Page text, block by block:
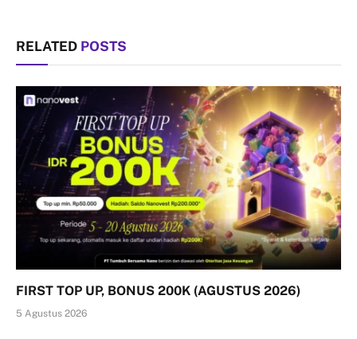
RELATED POSTS
FIRST TOP UP, BONUS 200K (AGUSTUS 2026)
5 Agustus 2026